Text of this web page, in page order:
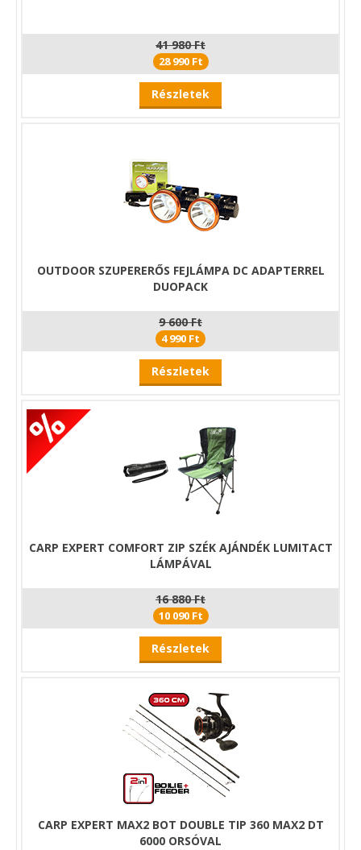
41 980 Ft
28 990 Ft
Részletek
OUTDOOR SZUPERERŐS FEJLÁMPA DC ADAPTERREL
DUOPACK
9 600 Ft
4 990 Ft
Részletek
CARP EXPERT COMFORT ZIP SZÉK AJÁNDÉK LUMITACT
LÁMPÁVAL
16 880 Ft
10 090 Ft
Részletek
CARP EXPERT MAX2 BOT DOUBLE TIP 360 MAX2 DT
6000 ORSÓVAL